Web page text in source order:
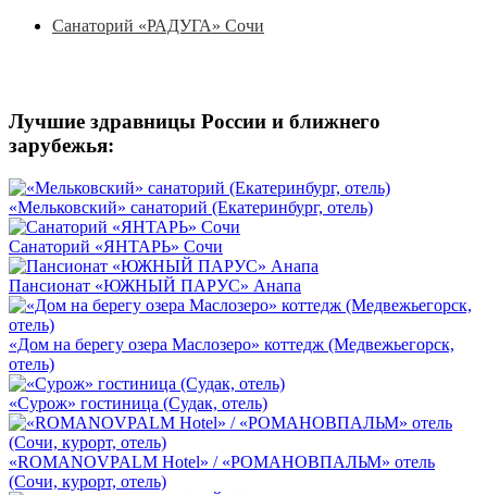
Санаторий «РАДУГА» Сочи
Лучшие здравницы России и ближнего
зарубежья:
«Мельковский» санаторий (Екатеринбург, отель)
Санаторий «ЯНТАРЬ» Сочи
Пансионат «ЮЖНЫЙ ПАРУС» Анапа
«Дом на берегу озера Маслозеро» коттедж (Медвежьегорск,
отель)
«Сурож» гостиница (Судак, отель)
«ROMANOVPALM Hotel» / «РОМАНОВПАЛЬМ» отель
(Сочи, курорт, отель)